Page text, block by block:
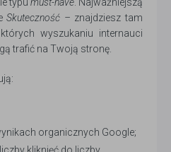
typu must-have. Najważniejszą
Skuteczność – znajdziesz tam
wyszukaniu internauci
trafić na Twoją stronę.
organicznych Google;